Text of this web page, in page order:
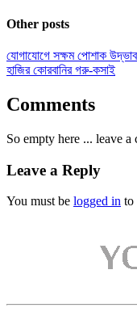
Other posts
যোগাযোগে সক্ষম পোশাক
হাজির কোরবানির গরু-কসাই
Comments
So empty here ... leave a
Leave a Reply
You must be logged in to